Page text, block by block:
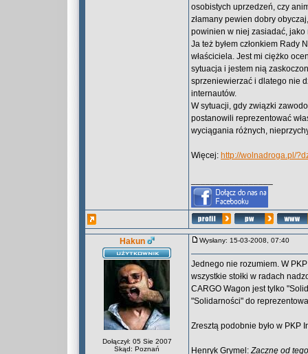
osobistych uprzedzeń, czy
złamany pewien dobry
powinien w niej zasiadać, jako
Ja też byłem członkiem Rady
właściciela. Jest mi ciężko
sytuacja i jestem nią
sprzeniewierzać i dlatego nie
internautów.
W sytuacji, gdy związki
postanowili reprezentować
wyciągania różnych,
Więcej: http://wolnadroga.pl/
Hakun
Dołączył: 05 Sie 2007
Skąd: Poznań
Wysłany: 15-03-2008, 07:40
Jednego nie rozumiem. W
wszystkie stołki w radach
CARGO Wagon jest tylko
"Solidarności" do
Zresztą podobnie było w PKP
Henryk Grymel:Zacznę od